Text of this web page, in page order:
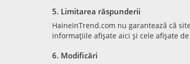
5. Limitarea răspunderii
HaineinTrend.com nu garantează că
informațiile afișate aici și cele afișate
6. Modificări